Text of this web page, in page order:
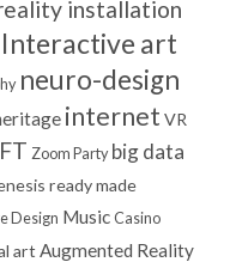
installation
Interactive art
neuro-design
internet VR
Zoom Party big data
ready made
Design Music Casino
art Augmented Reality